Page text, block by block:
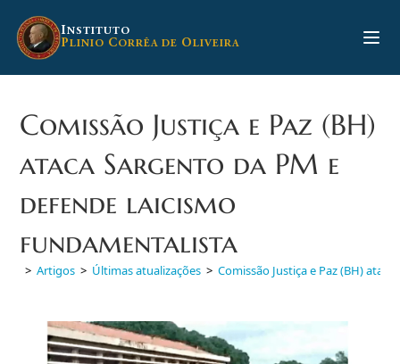
para
INSTITUTO
PLINIO CORRÊA DE OLIVEIRA
Comissão Justiça e Paz (BH)
ataca Sargento da PM e
defende laicismo
fundamentalista
> Artigos > Últimas atualizações > Comissão Justiça e Paz (BH)